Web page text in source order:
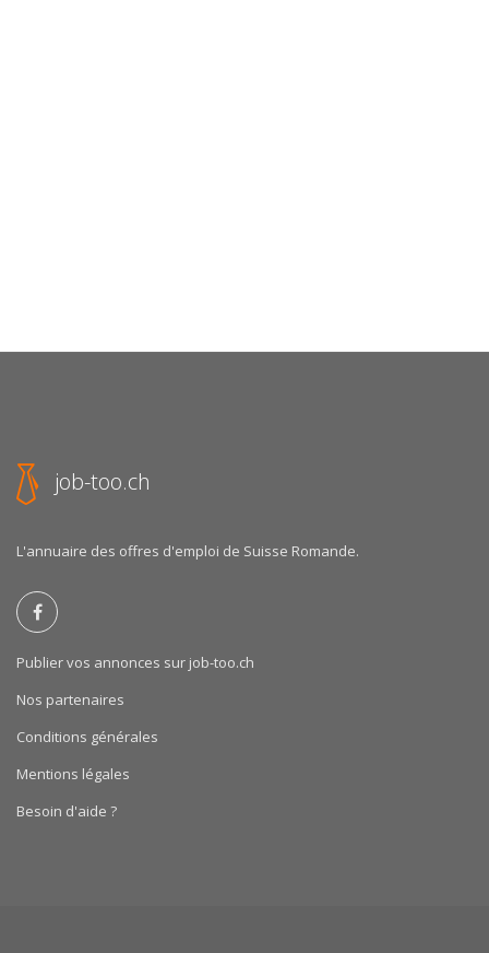
job-too.ch
L'annuaire des offres d'emploi de Suisse Romande.
Publier vos annonces sur job-too.ch
Nos partenaires
Conditions générales
Mentions légales
Besoin d'aide ?